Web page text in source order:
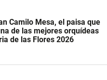
Camilo Mesa, el paisa que
de las mejores orquídeas
de las Flores 2026